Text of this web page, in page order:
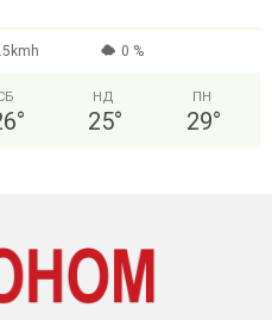
0 %
°
НД
25°
ПН
29°